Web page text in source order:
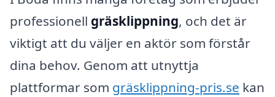
professionell gräsklippning, och det är
viktigt att du väljer en aktör som förstår
dina behov. Genom att utnyttja
plattformar som gräsklippning-pris.se kan